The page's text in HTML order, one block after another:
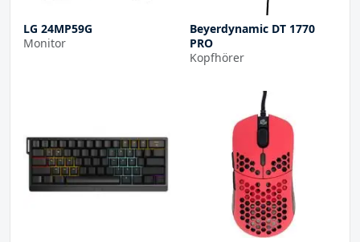
LG 24MP59G
Monitor
Beyerdynamic DT 1770
PRO
Kopfhörer